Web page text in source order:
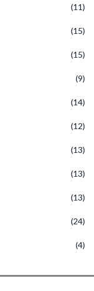
(11)
(15)
(15)
(9)
(14)
(12)
(13)
(13)
(13)
(24)
(4)